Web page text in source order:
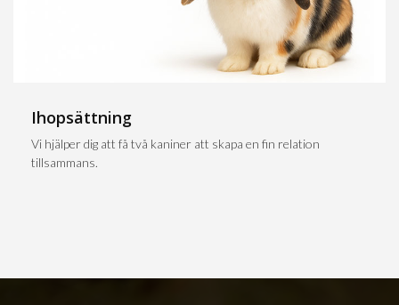
Ihopsättning
Vi hjälper dig att få två kaniner att skapa en fin relation
tillsammans.